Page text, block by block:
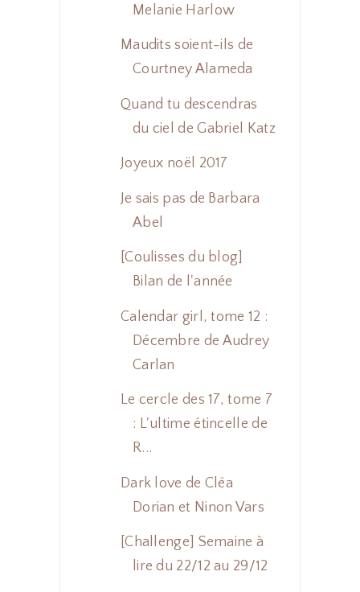
Melanie Harlow
Maudits soient-ils de
Courtney Alameda
Quand tu descendras
du ciel de Gabriel Katz
Joyeux noël 2017
Je sais pas de Barbara
Abel
[Coulisses du blog]
Bilan de l'année
Calendar girl, tome 12 :
Décembre de Audrey
Carlan
Le cercle des 17, tome 7
: L'ultime étincelle de
R...
Dark love de Cléa
Dorian et Ninon Vars
[Challenge] Semaine à
lire du 22/12 au 29/12